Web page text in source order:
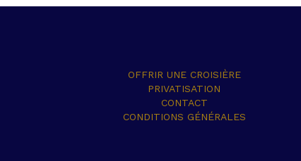
OFFRIR UNE CROISIÈRE
PRIVATISATION
CONTACT
CONDITIONS GÉNÉRALES